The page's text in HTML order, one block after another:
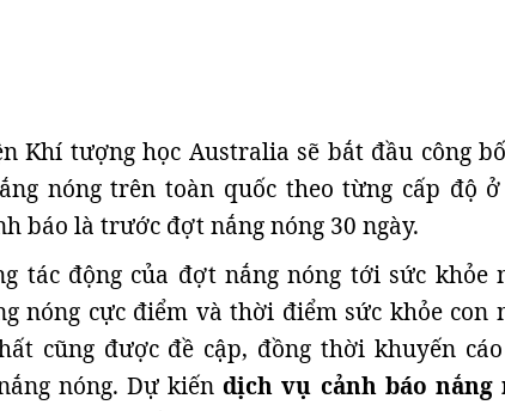
Khí tượng học Australia sẽ bắt đầu công
nóng trên toàn quốc theo từng cấp độ
báo là trước đợt nắng nóng 30 ngày.
tác động của đợt nắng nóng tới sức khỏe
nóng cực điểm và thời điểm sức khỏe con
cũng được đề cập, đồng thời khuyến
nóng. Dự kiếndịch vụ cảnh báo nắng